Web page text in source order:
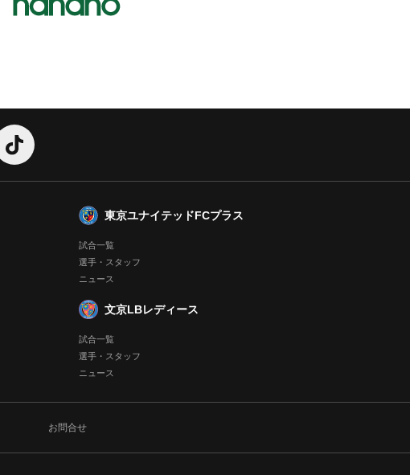
東京ユナイテッドFCプラス
試合一覧
選手・スタッフ
ニュース
文京LBレディース
試合一覧
選手・スタッフ
ニュース
お問合せ